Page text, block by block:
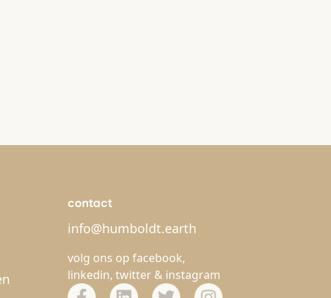
contact
info@humboldt.earth
volg ons op facebook,
linkedin, twitter & instagram